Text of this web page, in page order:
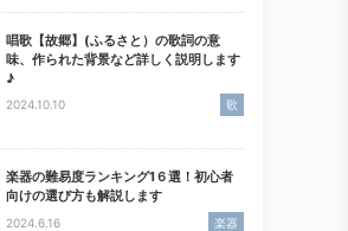
唱歌【故郷】(ふるさと）の歌詞の意
味、作られた背景など詳しく説明します
♪
2024.10.10 歌
楽器の難易度ランキング1６選！初心者
向けの選び方も解説します
2024.6.16 楽器